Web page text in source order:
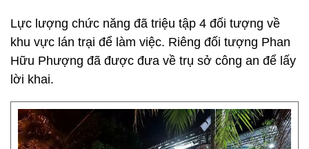
Lực lượng chức năng đã triệu tập 4 đối tượng về
khu vực lán trại để làm việc. Riêng đối tượng Phan
Hữu Phượng đã được đưa về trụ sở công an để lấy
lời khai.